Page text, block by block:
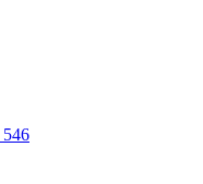
546